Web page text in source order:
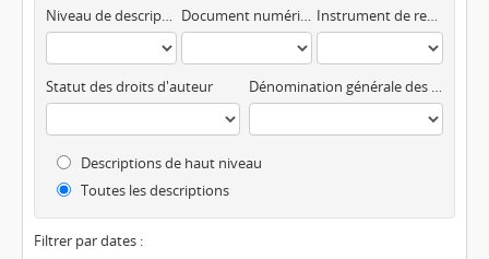
Niveau de description Document numérisé disponible Instrument de recherche
Statut des droits d'auteur Dénomination générale des documents
Descriptions de haut niveau
Toutes les descriptions
Filtrer par dates :